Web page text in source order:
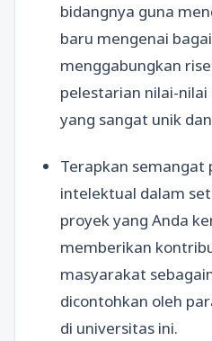
bidangnya guna
baru mengenai
menggabungkan
pelestarian nilai-
yang sangat unik
Terapkan semangat
intelektual dalam
proyek yang Anda
memberikan
masyarakat
dicontohkan oleh
di universitas ini.